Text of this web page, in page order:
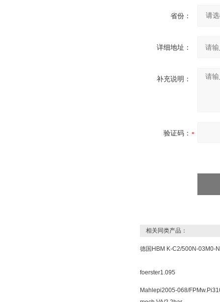
省份：
详细地址：
补充说明：
验证码：
相关同类产品：
德国HBM K-C2/500N-03M0-
foerster1.095
Mahlepi2005-068/